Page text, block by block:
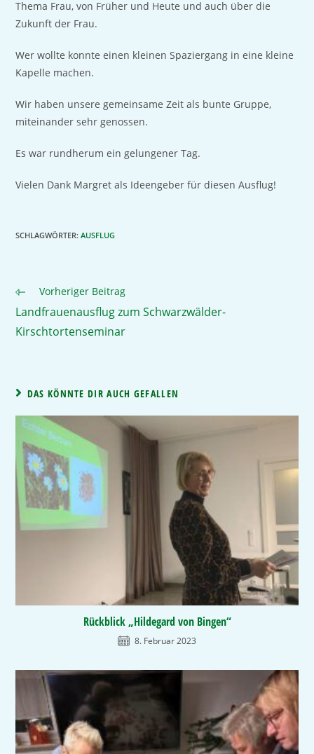
Thema Frau, von Früher und Heute und auch über die
Zukunft der Frau.
Wer wollte konnte einen kleinen Spaziergang in eine kleine
Kapelle machen.
Wir haben unsere gemeinsame Zeit als bunte Gruppe,
miteinander sehr genossen.
Es war rundherum ein gelungener Tag.
Vielen Dank Margret als Ideengeber für diesen Ausflug!
SCHLAGWÖRTER:AUSFLUG
Vorheriger Beitrag
Landfrauenausflug zum Schwarzwälder-
Kirschtortenseminar
DAS KÖNNTE DIR AUCH GEFALLEN
Rückblick „Hildegard von Bingen“
8. Februar 2023